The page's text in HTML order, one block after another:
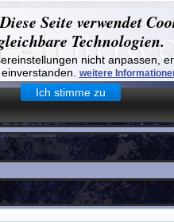
Seite verwendet
Technologien.
nicht anpassen,
weitere
Ich stimme zu